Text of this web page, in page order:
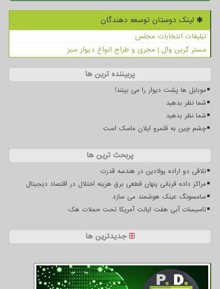
لینک دوستان توسعه دهندگان
تبلیغات انتخابات مجلس
مستر گرین وال | مجری و طراح انواع دیوار سبز
پربیننده ترین ها
موبایل ها پشت دیوار را می بینند!
شما نظر بدهید
شما نظر بدهید
چشم چین به قلمرو ایلان ماسک است
پربحث ترین ها
تلاقی دو اراده پولادین در هندسه قدرت
مراکز داده قربانی پنهان قطعی برق هزینه اختلال در اقتصاد دیجیتال
سامسونگ عینک هوشمند می سازد
تاسیسات آبی هفت ایالت آمریکا تحت حملات هک
جدیدترین ها